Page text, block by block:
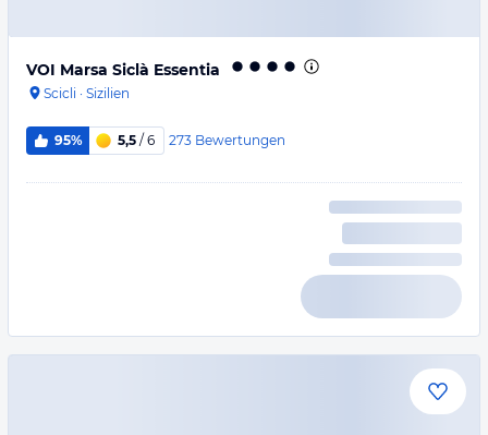
VOI Marsa Siclà Essentia
Scicli · Sizilien
95% 5,5 / 6 273 Bewertungen